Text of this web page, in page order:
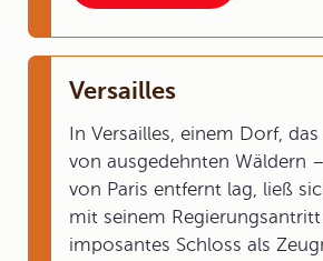
Versailles
In Versailles, einem Dorf,
von ausgedehnten Wäldern
von Paris entfernt lag, ließ
mit seinem Regierungsantritt
imposantes Schloss als